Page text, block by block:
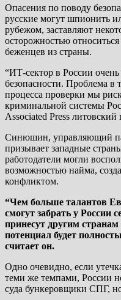
Опасения по поводу
русские могут шпионить
рубежом, заставляют
осторожностью
беженцев из страны.
“ИТ-сектор в России
безопасности. Проблема в
процесса проверки мы
криминальной системы
Associated Press
Синюшин, управляющий
призывает западные
работодатели могли
возможностью найма,
конфликтом.
“Чем больше талантов
смогут забрать у России
принесут другим
потенциал будет
считает он.
Одно очевидно, если
теми же темпами, России
суда бункеровщики СПГ,